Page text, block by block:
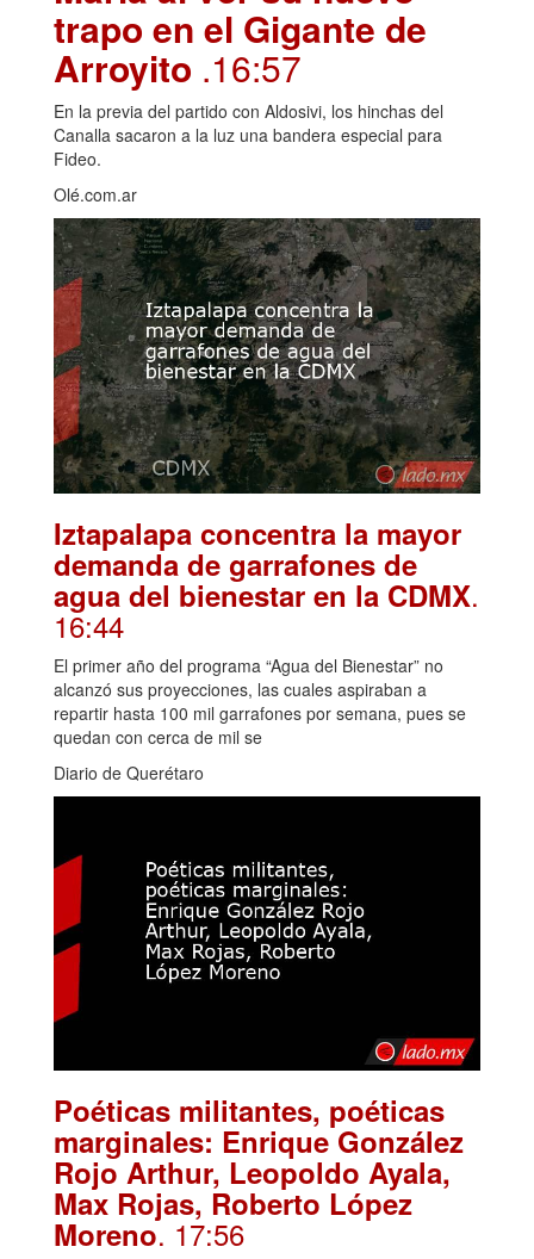
trapo en el Gigante de
Arroyito .16:57
En la previa del partido con Aldosivi, los hinchas del
Canalla sacaron a la luz una bandera especial para
Fideo.
Olé.com.ar
Iztapalapa concentra la mayor
demanda de garrafones de
agua del bienestar en la CDMX.
16:44
El primer año del programa “Agua del Bienestar” no
alcanzó sus proyecciones, las cuales aspiraban a
repartir hasta 100 mil garrafones por semana, pues se
quedan con cerca de mil se
Diario de Querétaro
Poéticas militantes, poéticas
marginales: Enrique González
Rojo Arthur, Leopoldo Ayala,
Max Rojas, Roberto López
Moreno. 17:56